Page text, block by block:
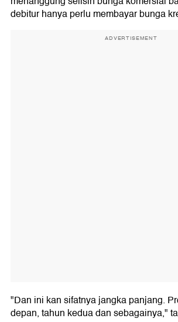
debitur hanya perlu membayar bunga
ADVERTISEMENT
"Dan ini kan sifatnya jangka panjang.
depan, tahun kedua dan sebagainya,"